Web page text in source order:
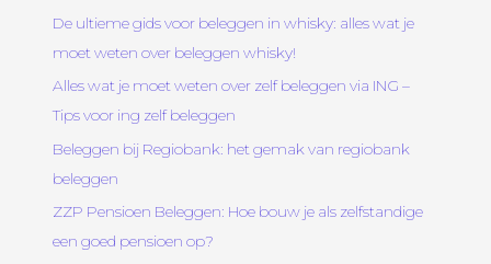
De ultieme gids voor beleggen in whisky: alles wat je
moet weten over beleggen whisky!
Alles wat je moet weten over zelf beleggen via ING –
Tips voor ing zelf beleggen
Beleggen bij Regiobank: het gemak van regiobank
beleggen
ZZP Pensioen Beleggen: Hoe bouw je als zelfstandige
een goed pensioen op?